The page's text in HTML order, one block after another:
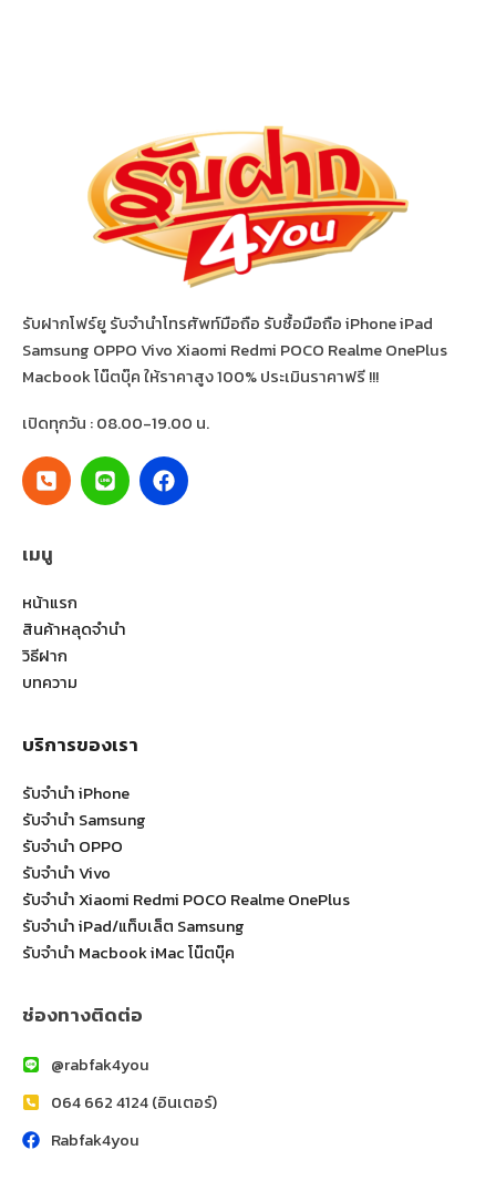
รับฝากโฟร์ยู รับจำนำโทรศัพท์มือถือ รับซื้อมือถือ iPhone iPad
Samsung OPPO Vivo Xiaomi Redmi POCO Realme OnePlus
Macbook โน๊ตบุ๊ค ให้ราคาสูง 100% ประเมินราคาฟรี !!!
เปิดทุกวัน : 08.00-19.00 น.
เมนู
หน้าแรก
สินค้าหลุดจำนำ
วิธีฝาก
บทความ
บริการของเรา
รับจำนำ iPhone
รับจำนำ Samsung
รับจำนำ OPPO
รับจำนำ Vivo
รับจำนำ Xiaomi Redmi POCO Realme OnePlus
รับจำนำ iPad/แท็บเล็ต Samsung
รับจำนำ Macbook iMac โน๊ตบุ๊ค
ช่องทางติดต่อ
@rabfak4you
064 662 4124 (อินเตอร์)
Rabfak4you